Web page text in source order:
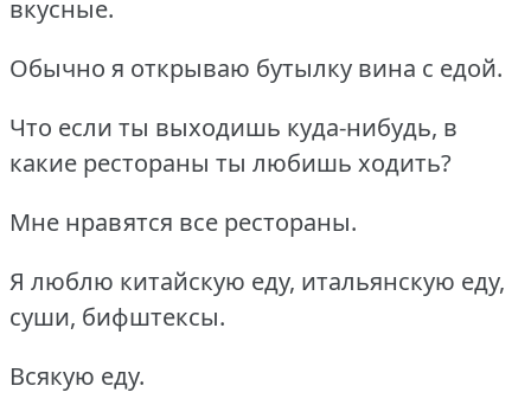
вкусные.
Обычно я открываю бутылку вина с едой.
Что если ты выходишь куда-нибудь, в
какие рестораны ты любишь ходить?
Мне нравятся все рестораны.
Я люблю китайскую еду, итальянскую еду,
суши, бифштексы.
Всякую еду.